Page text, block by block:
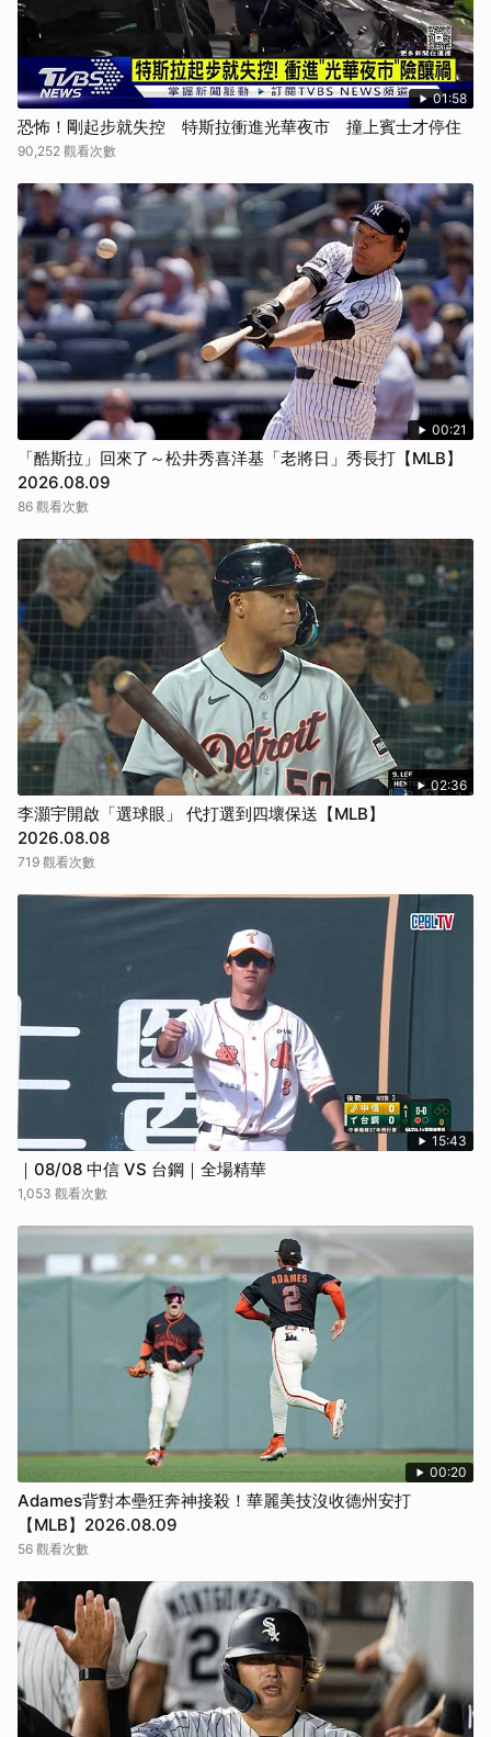
01:58
恐怖！剛起步就失控 特斯拉衝進光華夜市 撞上賓士才停住
90,252 觀看次數
00:21
「酷斯拉」回來了～松井秀喜洋基「老將日」秀長打【MLB】
2026.08.09
86 觀看次數
02:36
李灝宇開啟「選球眼」 代打選到四壞保送【MLB】
2026.08.08
719 觀看次數
15:43
｜08/08 中信 VS 台鋼｜全場精華
1,053 觀看次數
00:20
Adames背對本壘狂奔神接殺！華麗美技沒收德州安打
【MLB】2026.08.09
56 觀看次數